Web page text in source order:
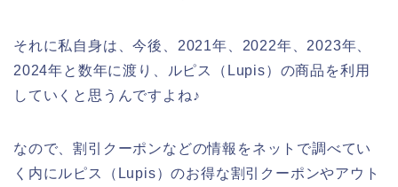
それに私自身は、今後、2021年、2022年、2023年、
2024年と数年に渡り、ルピス（Lupis）の商品を利用
していくと思うんですよね♪
なので、割引クーポンなどの情報をネットで調べてい
く内にルピス（Lupis）のお得な割引クーポンやアウト